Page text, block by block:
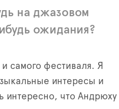
на джазовом
ожидания?
самого фестиваля. Я
интересы и
интересно, что Андрюху